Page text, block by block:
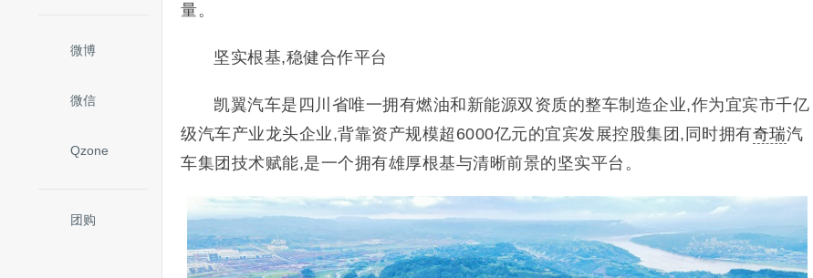
微博
微信
Qzone
团购
量。
坚实根基,稳健合作平台
凯翼汽车是四川省唯一拥有燃油和新能源双资质的整车制造企业,作为宜宾市千亿
级汽车产业龙头企业,背靠资产规模超6000亿元的宜宾发展控股集团,同时拥有奇瑞汽
车集团技术赋能,是一个拥有雄厚根基与清晰前景的坚实平台。